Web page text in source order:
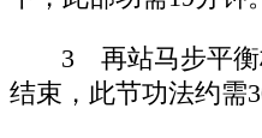
3 再站马步平衡
结束，此节功法约需